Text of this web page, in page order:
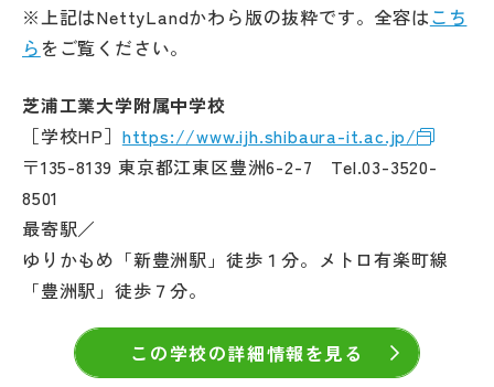
※上記はNettyLandかわら版の抜粋です。全容はこち
ら をご覧ください。
芝浦工業大学附属中学校
［学校HP］ https://www.ijh.shibaura-it.ac.jp/
〒135-8139 東京都江東区豊洲6-2-7 Tel.03-3520-
8501
最寄駅／
ゆりかもめ「新豊洲駅」徒歩１分。メトロ有楽町線
「豊洲駅」徒歩７分。
この学校の詳細情報を見る